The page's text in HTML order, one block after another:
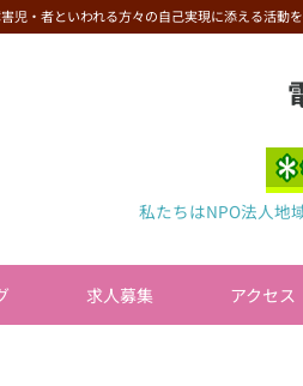
・者といわれる方々の自己実現に添える活動を
私たちはNPO法人地
求人募集 アクセス